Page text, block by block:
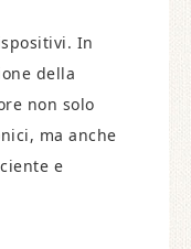
In
della
non solo
ma anche
e